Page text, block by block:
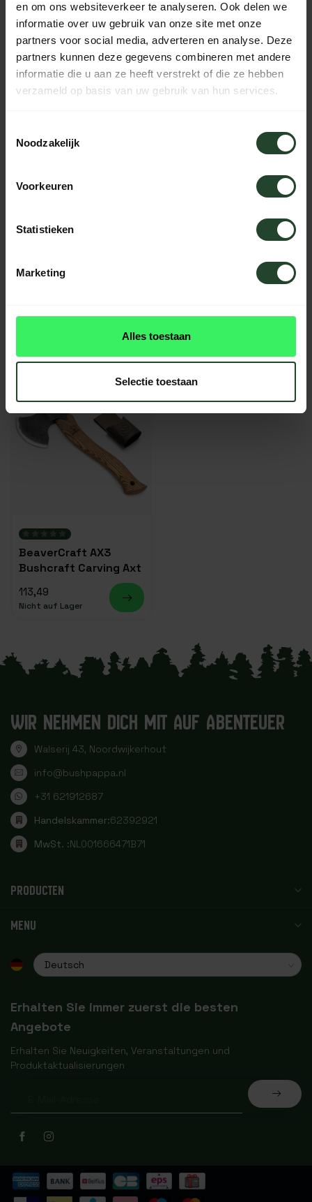
en om ons websiteverkeer te analyseren. Ook delen we
informatie over uw gebruik van onze site met onze
partners voor social media, adverteren en analyse. Deze
partners kunnen deze gegevens combineren met andere
informatie die u aan ze heeft verstrekt of die ze hebben
verzameld op basis van uw gebruik van hun services.
Noodzakelijk
Voorkeuren
Statistieken
Marketing
Alles toestaan
Selectie toestaan
Njord Arvid Medium
Universal Axt
89,95 72,95
Auf Lager
BeaverCraft
Kompaktes
Holzschnitzbeil AX2
74,95
Nicht auf Lager
Bison 1879 Schnitzbeil
Hultafors Agelsjon
135,95
BeaverCraft AX3
Bushcraft Carving Axt
113,49
Nicht auf Lager
WIR NEHMEN DICH MIT AUF ABENTEUER
Walserij 43, Noordwijkerhout
info@bushpappa.nl
+31 621912687
Handelskammer:62392921
MwSt. :NL001666471B71
PRODUCTEN
MENU
Erhalten Sie immer zuerst die besten
Angebote
Erhalten Sie Neuigkeiten, Veranstaltungen und
Produktaktualisierungen